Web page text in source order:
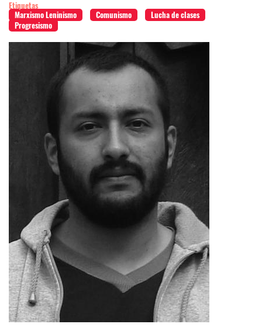
Etiquetas
Marxismo Leninismo
Comunismo
Lucha de clases
Progresismo